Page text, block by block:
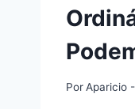
PorAparicio